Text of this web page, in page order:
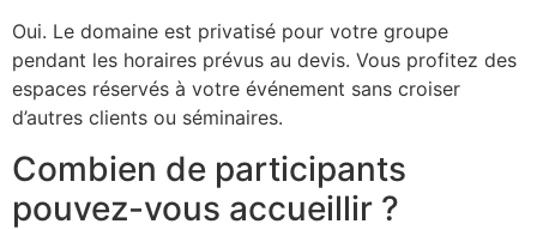
Oui. Le domaine est privatisé pour votre groupe
pendant les horaires prévus au devis. Vous profitez des
espaces réservés à votre événement sans croiser
d’autres clients ou séminaires.
Combien de participants
pouvez-vous accueillir ?